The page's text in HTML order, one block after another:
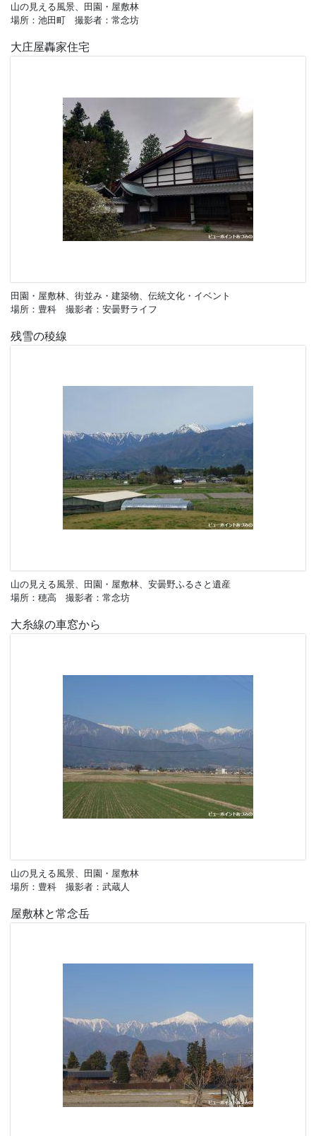
山の見える風景、田園・屋敷林
場所：池田町 撮影者：常念坊
大庄屋轟家住宅
田園・屋敷林、街並み・建築物、伝統文化・イベント
場所：豊科 撮影者：安曇野ライフ
残雪の稜線
山の見える風景、田園・屋敷林、安曇野ふるさと遺産
場所：穂高 撮影者：常念坊
大糸線の車窓から
山の見える風景、田園・屋敷林
場所：豊科 撮影者：武蔵人
屋敷林と常念岳